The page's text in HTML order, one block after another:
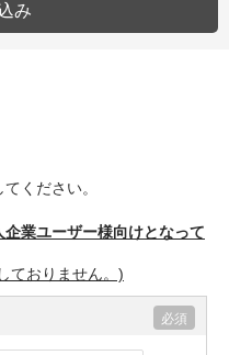
み
ください。
業ユーザー様向けとなって
ておりません。)